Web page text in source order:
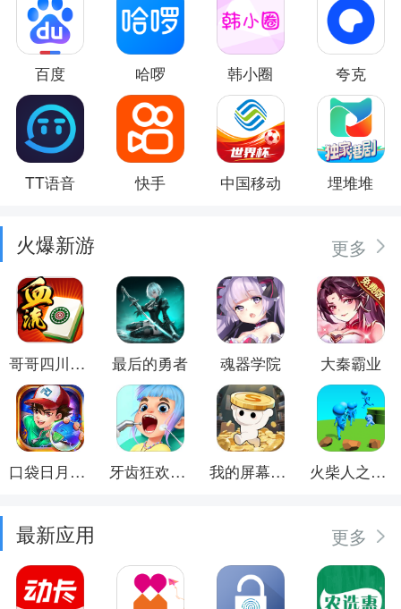
百度 哈啰 韩小圈 夸克
TT语音 快手 中国移动 埋堆堆
火爆新游 更多
哥哥四川麻将 最后的勇者 魂器学院 大秦霸业
口袋日月游戏软件 牙齿狂欢派对 我的屏幕在喷钱 火柴人之觉醒年代
最新应用 更多